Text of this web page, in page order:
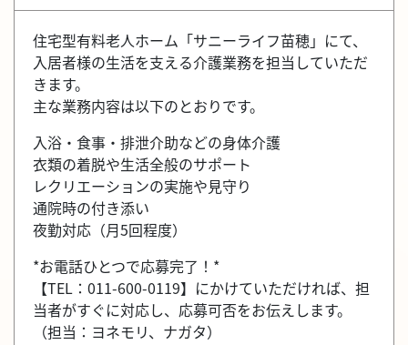
住宅型有料老人ホーム「サニーライフ苗穂」にて、
入居者様の生活を支える介護業務を担当していただ
きます。
主な業務内容は以下のとおりです。
入浴・食事・排泄介助などの身体介護
衣類の着脱や生活全般のサポート
レクリエーションの実施や見守り
通院時の付き添い
夜勤対応（月5回程度）
*お電話ひとつで応募完了！*
【TEL：011-600-0119】にかけていただければ、担
当者がすぐに対応し、応募可否をお伝えします。
（担当：ヨネモリ、ナガタ）